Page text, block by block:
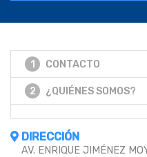
1 CONTACTO
2 ¿QUIÉNES SOMOS?
DIRECCIÓN
AV. ENRIQUE JIMÉNEZ